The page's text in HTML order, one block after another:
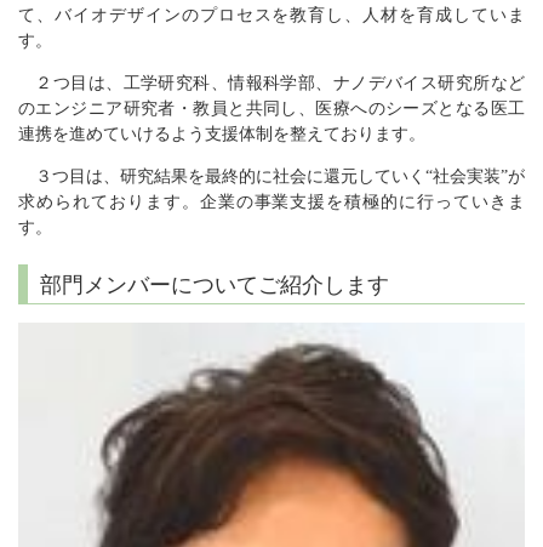
て、バイオデザインのプロセスを教育し、人材を育成していま
す。
２つ目は、工学研究科、情報科学部、ナノデバイス研究所など
のエンジニア研究者・教員と共同し、医療へのシーズとなる医工
連携を進めていけるよう支援体制を整えております。
３つ目は、研究結果を最終的に社会に還元していく“社会実装”が
求められております。企業の事業支援を積極的に行っていきま
す。
部門メンバーについてご紹介します